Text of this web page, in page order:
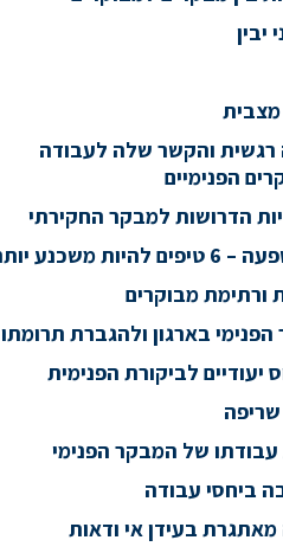
מצבית
רגשית והקשר שלה לעבודה
הפנימיים
הדרושות למבקר החקירתי
יותר
ורתימת מבוקרים
בארגון ולהגברת תרומתו
יעודיים לביקורת הפנימית
של המבקר הפנימי
ביחסי עבודה
מאתגרת בעידן אי ודאות